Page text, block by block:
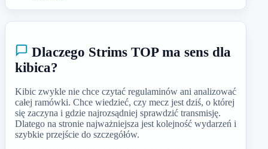
Dlaczego Strims TOP ma sens dla
kibica?
Kibic zwykle nie chce czytać regulaminów ani analizować
całej ramówki. Chce wiedzieć, czy mecz jest dziś, o której
się zaczyna i gdzie najrozsądniej sprawdzić transmisję.
Dlatego na stronie najważniejsza jest kolejność wydarzeń i
szybkie przejście do szczegółów.